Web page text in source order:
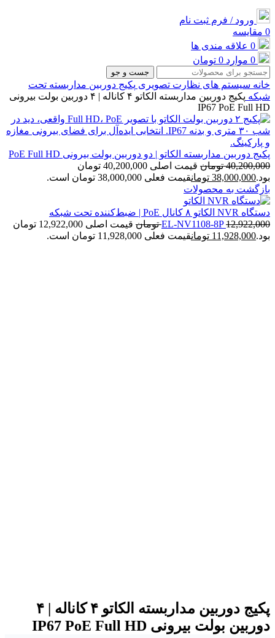
ورود / فرم ثبت نام
0 مقایسه
0 علاقه مندی ها
0 موارد 0 تومان
جست و جو
خانه سیستم های نظارت تصویری پکیج دوربین مداربسته تحت
شبکه
پکیج دوربین مداربسته الکاتو ۴ کاناله | ۴ دوربین بولت بیرونی
IP67 PoE Full HD
پکیج دوربین مداربسته الکاتو | دو دوربین بولت بیرونی PoE Full HD
40,200,000 تومان
قیمت اصلی 40,200,000 تومان
بود.38,000,000 تومانقیمت فعلی 38,000,000 تومان است.
بازگشت به محصولات
دستگاه NVR الکاتو ۸ کانال PoE | ضبط‌کننده تحت شبکه
EL‑NV1108‑8P12,922,000 تومان
قیمت اصلی 12,922,000 تومان
بود.11,928,000 تومانقیمت فعلی 11,928,000 تومان است.
پکیج دوربین مداربسته الکاتو ۴ کاناله | ۴
دوربین بولت بیرونی IP67 PoE Full HD